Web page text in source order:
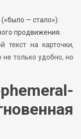
— стало»).
продвижения.
текст на карточки,
только удобно, но